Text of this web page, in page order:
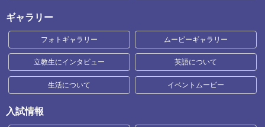
ギャラリー
フォトギャラリー ムービーギャラリー
立教生にインタビュー 英語について
生活について イベントムービー
入試情報